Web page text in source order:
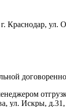
Краснодар, ул.
ул. Искры, д.31,